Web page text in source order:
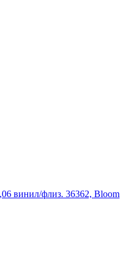
винил/флиз. 36362, Bloom